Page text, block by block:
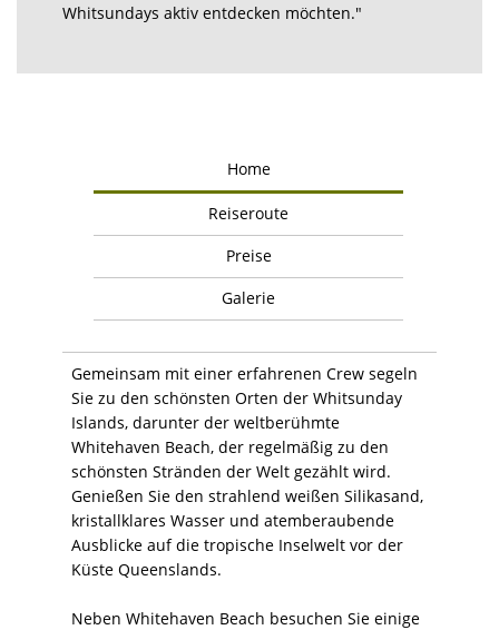
Whitsundays aktiv entdecken möchten."
Home
Reiseroute
Preise
Galerie
Gemeinsam mit einer erfahrenen Crew segeln
Sie zu den schönsten Orten der Whitsunday
Islands, darunter der weltberühmte
Whitehaven Beach, der regelmäßig zu den
schönsten Stränden der Welt gezählt wird.
Genießen Sie den strahlend weißen Silikasand,
kristallklares Wasser und atemberaubende
Ausblicke auf die tropische Inselwelt vor der
Küste Queenslands.
Neben Whitehaven Beach besuchen Sie einige